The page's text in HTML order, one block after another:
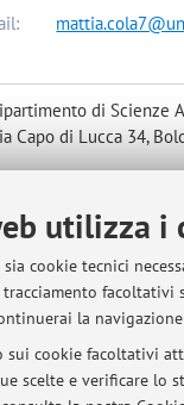
utilizza i
cookie tecnici
facoltativi
la
sui cookie facoltativi
scelte e verificare lo
di Scienze
Capo di Lucca 34,